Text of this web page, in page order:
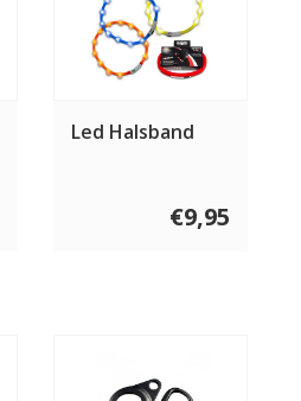
Led Halsband
€9,95